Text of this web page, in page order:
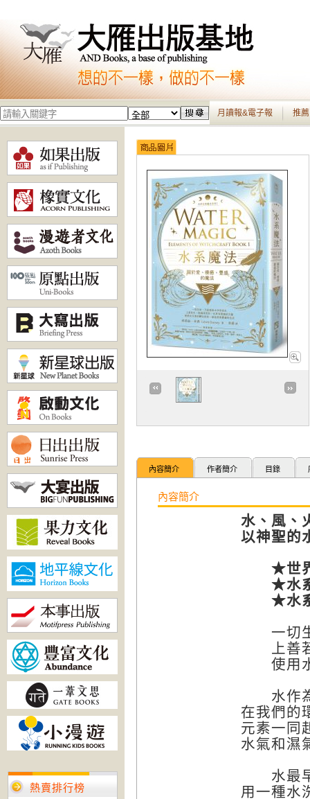
月讀報&電子報 推
熱賣排行榜
內容簡介 作者簡介 目錄
內容簡介
水、風、
以神聖的
★世界
★水系
★水系
一切生
上善若
使用水
水作為
在我們的
元素一同
水氣和濕
水最早
用一種水